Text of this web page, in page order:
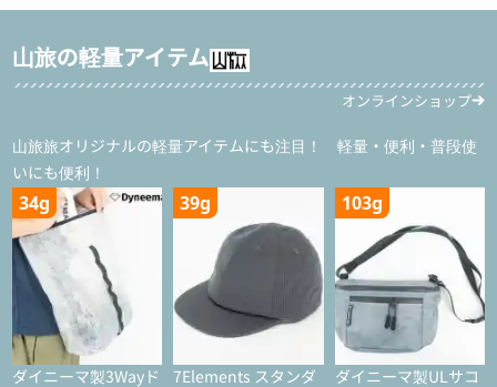
山旅の軽量アイテム
オンラインショップ
山旅旅オリジナルの軽量アイテムにも注目！ 軽量・便利・普段使
いにも便利！
34g
ダイニーマ製3Wayド
39g
7Elements スタンダ
103g
ダイニーマ製ULサコ